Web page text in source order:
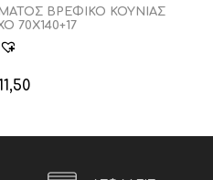
ΒΡΕΦΙΚΟ ΚΟΥΝΙΑΣ
70Χ140+17